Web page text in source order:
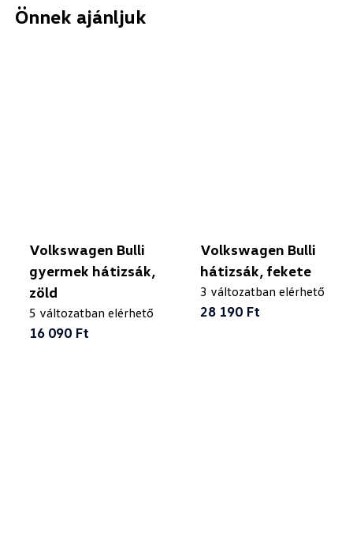
Önnek ajánljuk
Volkswagen Bulli
gyermek hátizsák,
zöld
5 változatban elérhető
16 090 Ft
Volkswagen Bulli
hátizsák, fekete
3 változatban elérhető
28 190 Ft